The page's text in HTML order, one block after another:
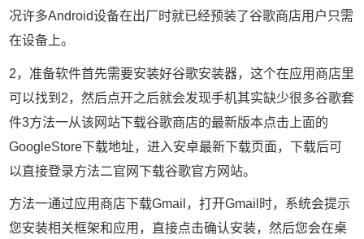
况许多Android设备在出厂时就已经预装了谷歌商店用户只需
在设备上。
2，准备软件首先需要安装好谷歌安装器，这个在应用商店里
可以找到2，然后点开之后就会发现手机其实缺少很多谷歌套
件3方法一从该网站下载谷歌商店的最新版本点击上面的
GoogleStore下载地址，进入安卓最新下载页面，下载后可
以直接登录方法二官网下载谷歌官方网站。
方法一通过应用商店下载Gmail，打开Gmail时，系统会提示
您安装相关框架和应用，直接点击确认安装，然后您会在桌